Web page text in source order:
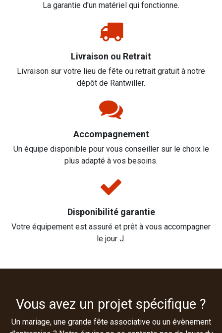
La garantie d'un matériel qui fonctionne.
Livraison ou Retrait
Livraison sur votre lieu de fête ou retrait gratuit à notre
dépôt de Rantwiller.
Accompagnement
Un équipe disponible pour vous conseiller sur le choix le
plus adapté à vos besoins.
Disponibilité garantie
Votre équipement est assuré et prêt à vous accompagner
le jour J.
Vous avez un projet spécifique ?
Un mariage, une grande fête associative ou un évènement